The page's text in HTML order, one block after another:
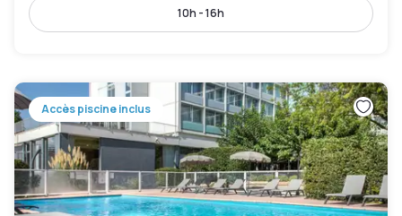
10h - 16h
Accès piscine inclus